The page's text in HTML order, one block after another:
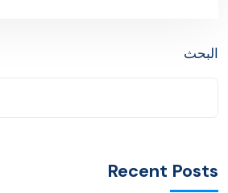
البحث
Recent Posts